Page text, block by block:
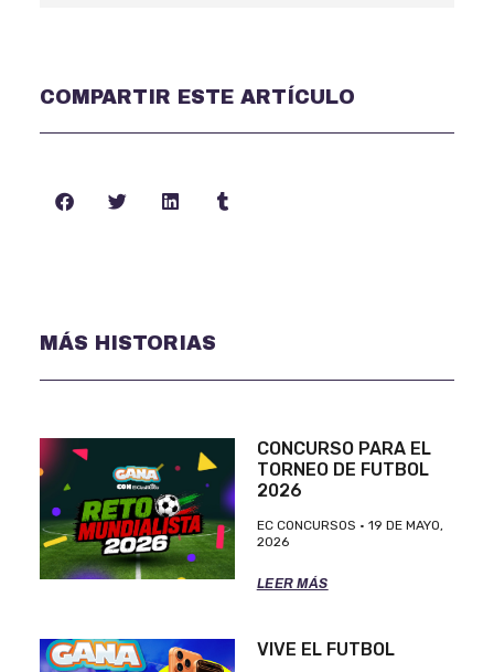
COMPARTIR ESTE ARTÍCULO
MÁS HISTORIAS
CONCURSO PARA EL
TORNEO DE FUTBOL
2026
EC CONCURSOS
19 DE MAYO,
2026
LEER MÁS
VIVE EL FUTBOL